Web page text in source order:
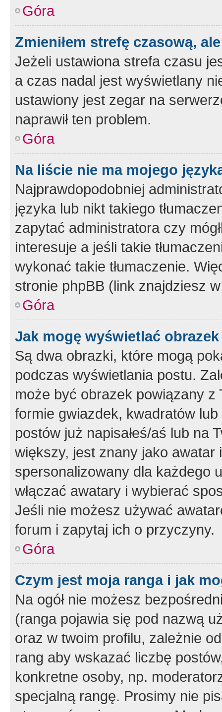
Góra
Zmieniłem strefę czasową,
Jeżeli ustawiona strefa czasu
a czas nadal jest wyświetlany
ustawiony jest zegar na
naprawił ten problem.
Góra
Na liście nie ma mojego
Najprawdopodobniej
języka lub nikt takiego
zapytać administratora czy
interesuje a jeśli takie
wykonać takie tłumaczenie.
stronie phpBB (link znajdziesz
Góra
Jak mogę wyświetlać
Są dwa obrazki, które mogą
podczas wyświetlania postu.
może być obrazek powiązany z
formie gwiazdek, kwadratów
postów już napisałeś/aś lub na
większy, jest znany jako
spersonalizowany dla każdego
włączać awatary i wybierać
Jeśli nie możesz używać
forum i zapytaj ich o przyczyny.
Góra
Czym jest moja ranga i jak
Na ogół nie możesz
(ranga pojawia się pod nazwą
oraz w twoim profilu, zależnie
rang aby wskazać liczbę
konkretne osoby, np.
specjalną rangę. Prosimy nie